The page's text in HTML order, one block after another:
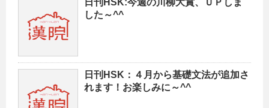
日刊HSK:今週の川柳大賞、ＵＰしま
した～^^
日刊HSK：４月から基礎文法が追加さ
れます！お楽しみに～^^